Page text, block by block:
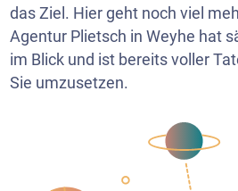
das Ziel. Hier geht noch viel
Agentur Plietsch in Weyhe hat
im Blick und ist bereits voller
Sie umzusetzen.